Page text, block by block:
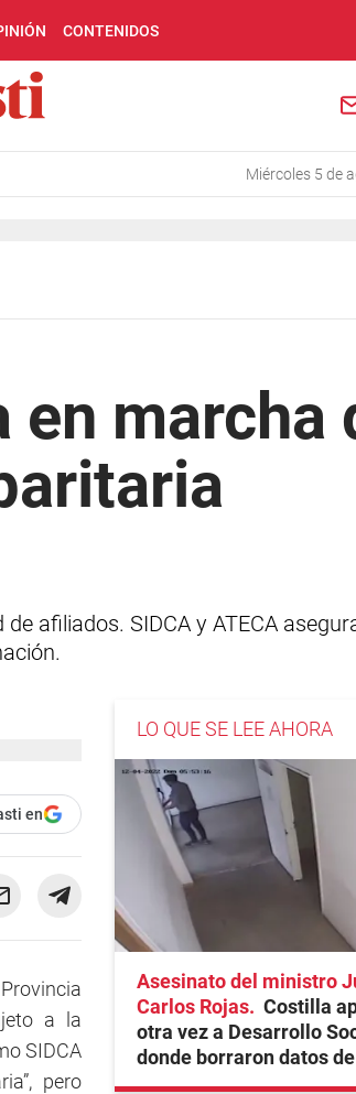
CONTENIDOS
miércoles 5
marcha
afiliados. SIDCA y ATECA
en
a la
SIDCA
pero
LO QUE SE LEE AHORA
Asesinato del ministro
Carlos Rojas
Costilla
otra vez a Desarrollo
donde borraron datos